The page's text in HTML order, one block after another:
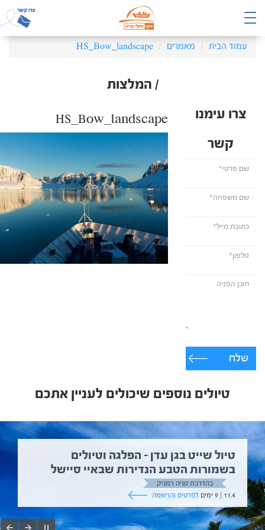
עמוד הבית מאמרים HS_Bow_landscape
/ המלצות
צרו עימנו
קשר
שלח
HS_Bow_landscape
טיולים נוספים שיכולים לעניין אתכם
טיול שייט בגן עדן – הפלגה וטיולים
בשמורות הטבע הנדירות שבאיי סיישל
בהדרכת טניה רמניק
11.4 | 9 ימים
לפרטים והרשמה